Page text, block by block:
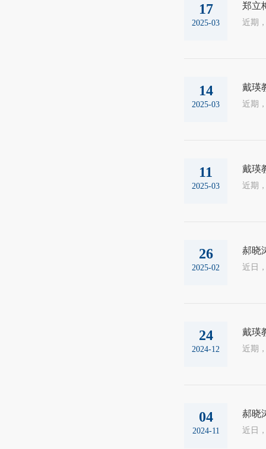
17
2025-03
郑立
14
2025-03
戴瑛
11
2025-03
戴瑛
26
2025-02
郝晓
24
2024-12
戴瑛
04
2024-11
郝晓